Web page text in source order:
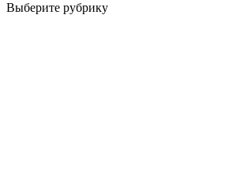
Выберите рубрику